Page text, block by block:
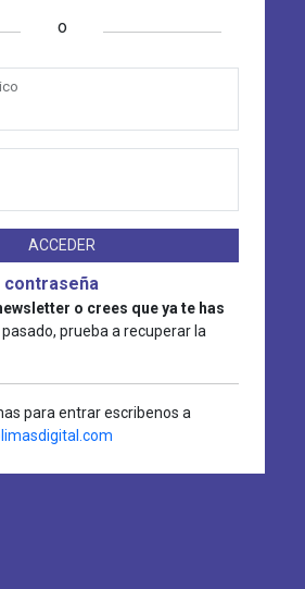
o
ACCEDER
contraseña
o crees que ya te has
prueba a recuperar la
para entrar escribenos a